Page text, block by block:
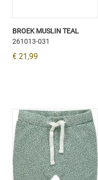
BROEK MUSLIN TEAL
261013-031
€ 21,99